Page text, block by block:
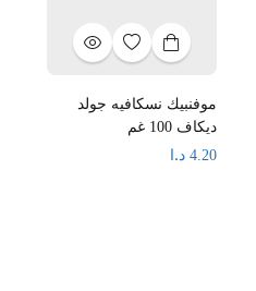
موفنبيك نسكافيه جولد
ديكاف 100 غم
4.20 د.ا